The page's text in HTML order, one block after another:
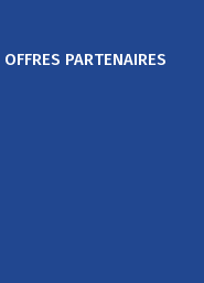
OFFRES PARTENAIRES